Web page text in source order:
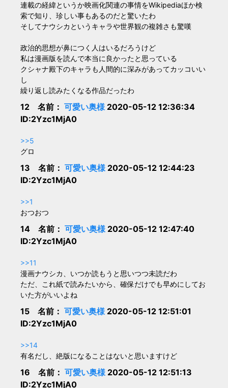
連載の経緯というか映画化関連の事情をWikipediaほか検
索で知り、珍しい事もあるのだと驚いたわ
そしてナウシカというキャラや世界観の複雑さも驚嘆
政治的思想が鼻につく人はいるだろうけど
私は漫画版を読んで本当に良かったと思っている
クシャナ殿下のキャラも人間的に深みがあってカッコいい
し
繰り返し読みたくなる作品だったわ
12 名前： 可愛い奥様2020-05-12 12:36:34
ID:2Yzc1MjA0
>>5
グロ
13 名前： 可愛い奥様2020-05-12 12:44:23
ID:2Yzc1MjA0
>>1
おつおつ
14 名前： 可愛い奥様2020-05-12 12:47:40
ID:2Yzc1MjA0
>>11
漫画ナウシカ、いつか読もうと思いつつ未読だわ
ただ、これ紙で読みたいから、確保だけでも早めにしてお
いた方がいいよね
15 名前： 可愛い奥様2020-05-12 12:51:01
ID:2Yzc1MjA0
>>14
有名だし、絶版になることはないと思いますけど
16 名前： 可愛い奥様2020-05-12 12:51:13
ID:2Yzc1MjA0